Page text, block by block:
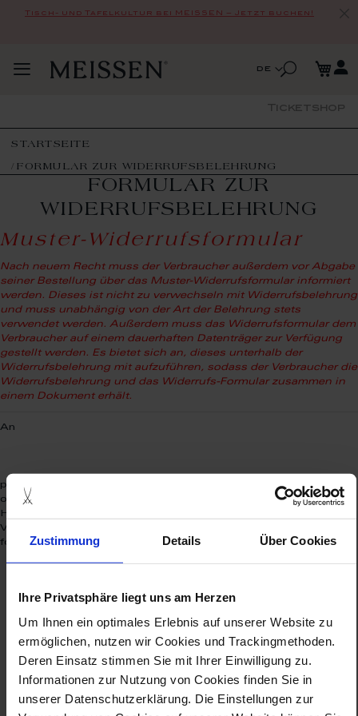
Zustimmung Details Über Cookies
Ihre Privatsphäre liegt uns am Herzen
Um Ihnen ein optimales Erlebnis auf unserer Website zu
ermöglichen, nutzen wir Cookies und Trackingmethoden.
Deren Einsatz stimmen Sie mit Ihrer Einwilligung zu.
Informationen zur Nutzung von Cookies finden Sie in
unserer Datenschutzerklärung. Die Einstellungen zur
Tisch- und Tafelkultur bei MEISSEN – Jetzt buchen!
Inhalt
Navigation
Sprache
de
Ticketshop
Suche
STARTSEITE
FORMULAR ZUR WIDERRUFSBELEHRUNG
FORMULAR ZUR
WIDERRUFSBELEHRUNG
Muster-Widerrufsformular
Nach neuem Recht muss der Verbraucher außerdem vor Abgabe
seiner Bestellung über das Muster-Widerrufsformular informiert
werden. Dieses ist nicht zu verwechseln mit Widerrufsbelehrung
und muss unabhängig von der Art der Belehrung stets
verwendet werden. Außerdem muss das Widerrufsformular dem
Verbraucher auf einem dauerhaften Datenträger zur Verfügung
gestellt werden. Es bietet sich an, dieses unterhalb der
Widerrufsbelehrung mit aufzuführen, sodass der Verbraucher die
Widerrufsbelehrung und das Widerrufs-Formular zusammen in
einem Dokument erhält.
An
per Fax an:
oder per E-Mail an:
Hiermit widerrufe(n) ich/wir
Vertrag über den Kauf der folgenden Waren
folgenden Dienstleistung